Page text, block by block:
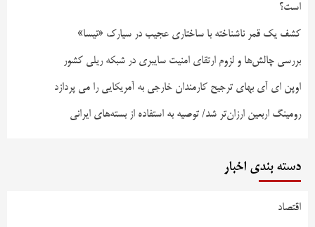
است؟
کشف یک قمر ناشناخته با ساختاری عجیب در سیارک «نیسا»
بررسی چالش‌ها و لزوم ارتقای امنیت سایبری در شبکه ریلی کشور
اوپن ای آی بهای ترجیح کارمندان خارجی به آمریکایی را می پردازد
رومینگ اربعین ارزان‌تر شد/ توصیه به استفاده از بسته‌های ایرانی
دسته بندی اخبار
اقتصاد